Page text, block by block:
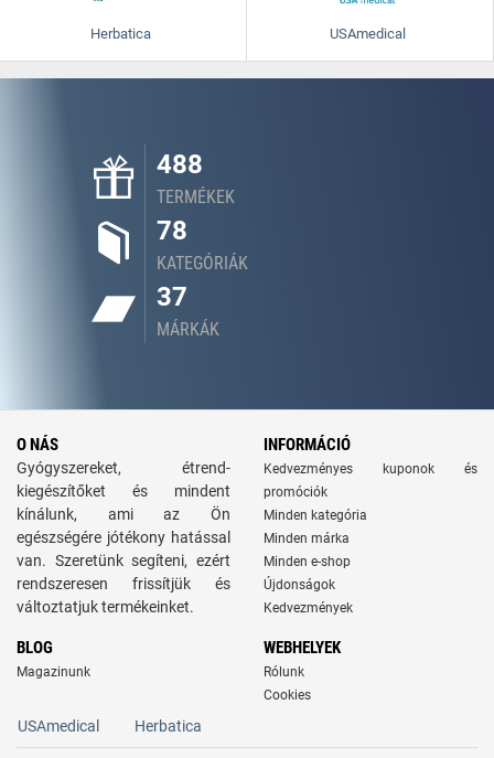
Herbatica USAmedical
488
TERMÉKEK
78
KATEGÓRIÁK
37
MÁRKÁK
O NÁS
Gyógyszereket, étrend-
kiegészítőket és mindent
kínálunk, ami az Ön
egészségére jótékony hatással
van. Szeretünk segíteni, ezért
rendszeresen frissítjük és
változtatjuk termékeinket.
INFORMÁCIÓ
Kedvezményes kuponok és
promóciók
Minden kategória
Minden márka
Minden e-shop
Újdonságok
Kedvezmények
BLOG
Magazinunk
WEBHELYEK
Rólunk
Cookies
USAmedical Herbatica